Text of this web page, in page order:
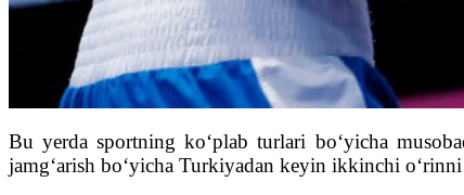
Bu yerda sportning ko‘plab turlari bo‘yicha
jamg‘arish bo‘yicha Turkiyadan keyin ikkinchi